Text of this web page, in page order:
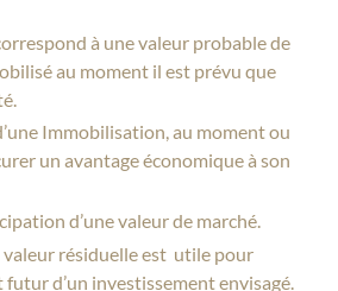
à une valeur probable de
au moment il est prévu que
Immobilisation, au moment ou
un avantage économique à son
d’une valeur de marché.
valeur résiduelle est utile pour
d’un investissement envisagé.